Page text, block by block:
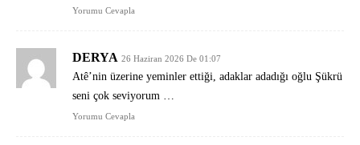
Yorumu Cevapla
DERYA 26 Haziran 2026 De 01:07
Atê’nin üzerine yeminler ettiği, adaklar adadığı oğlu Şükrü
seni çok seviyorum …
Yorumu Cevapla